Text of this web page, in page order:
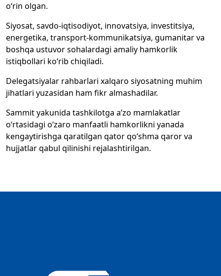
o‘rin olgan.
Siyosat, savdo-iqtisodiyot, innovatsiya, investitsiya,
energetika, transport-kommunikatsiya, gumanitar va
boshqa ustuvor sohalardagi amaliy hamkorlik
istiqbollari ko‘rib chiqiladi.
Delegatsiyalar rahbarlari xalqaro siyosatning muhim
jihatlari yuzasidan ham fikr almashadilar.
Sammit yakunida tashkilotga a’zo mamlakatlar
o‘rtasidagi o‘zaro manfaatli hamkorlikni yanada
kengaytirishga qaratilgan qator qo‘shma qaror va
hujjatlar qabul qilinishi rejalashtirilgan.